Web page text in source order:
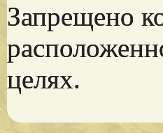
Запрещено
целях.